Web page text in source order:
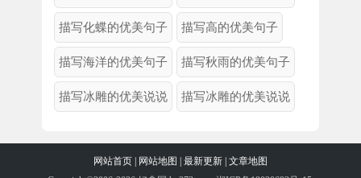
描写化蝶的优美句子 描写高的优美句子
描写海洋的优美句子 描写秋雨的优美句子
描写冰雕的优美说说 描写冰雕的优美说说
网站首页 网站地图 最新更新 文章地图